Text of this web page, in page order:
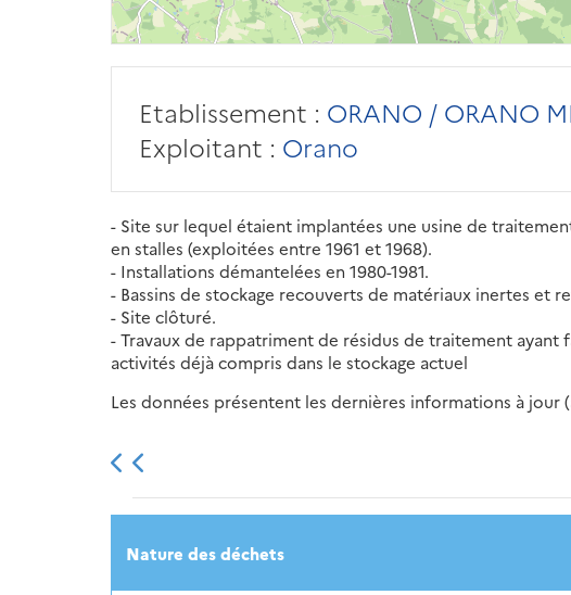
Etablissement : ORANO / ORANO
Exploitant : Orano
- Site sur lequel étaient implantées une usine de
en stalles (exploitées entre 1961 et 1968).
- Installations démantelées en 1980-1981.
- Bassins de stockage recouverts de matériaux inertes et
- Site clôturé.
- Travaux de rappatriment de résidus de traitement
activités déjà compris dans le stockage actuel
Les données présentent les dernières informations à jour
2013 2014 2015 2016
Nature des déchets